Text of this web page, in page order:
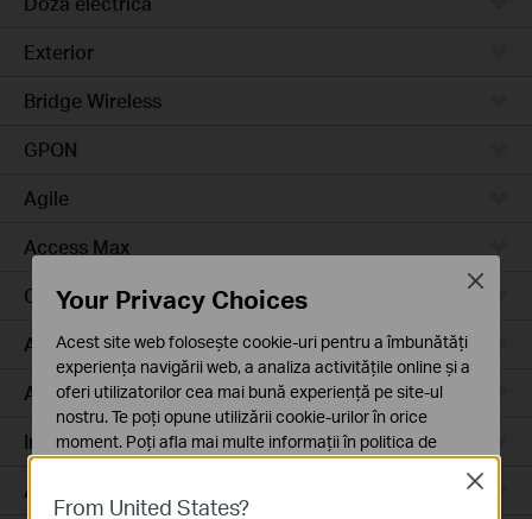
Exterior
Bridge Wireless
GPON
Agile
Access Max
Campus
Access Plus
Aggregation
Industrial
Access
From United States?
Close
Your Privacy Choices
Acest site web folosește cookie-uri pentru a îmbunătăți
experiența navigării web, a analiza activitățile online și a
oferi utilizatorilor cea mai bună experiență pe site-ul
nostru. Te poți opune utilizării cookie-urilor în orice
moment. Poți afla mai multe informații în politica de
Cookie-uri de bază
Close